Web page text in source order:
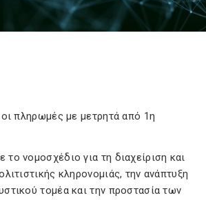
πληρωμές με μετρητά από 1η
νομοσχέδιο για τη διαχείριση και
κληρονομιάς, την ανάπτυξη
τομέα και την προστασία των